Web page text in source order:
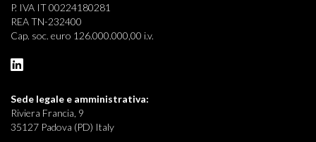
P. IVA IT 00224180281
REA TN-232400
Cap. soc. euro 126.000.000,00 i.v.
Sede legale e amministrativa:
Riviera Francia, 9
35127 Padova (PD) Italy